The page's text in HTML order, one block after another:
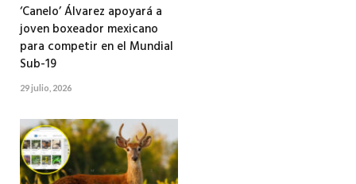
‘Canelo’ Álvarez apoyará a
joven boxeador mexicano
para competir en el Mundial
Sub-19
29 julio, 2026